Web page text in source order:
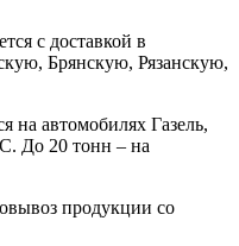
с доставкой в
Брянскую, Рязанскую,
на автомобилях Газель,
До 20 тонн – на
продукции со